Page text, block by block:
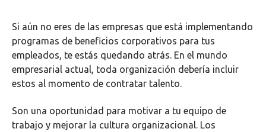
Si aún no eres de las empresas que está implementando
programas de beneficios corporativos para tus
empleados, te estás quedando atrás. En el mundo
empresarial actual, toda organización debería incluir
estos al momento de contratar talento.
Son una oportunidad para motivar a tu equipo de
trabajo y mejorar la cultura organizacional. Los